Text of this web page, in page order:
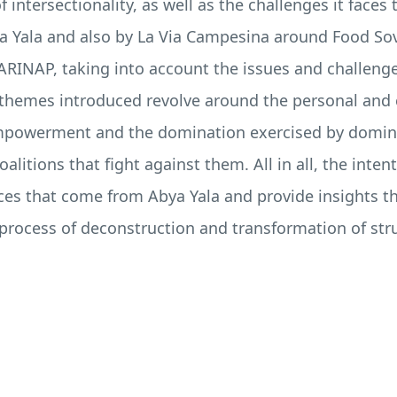
and also by La Via Campesina around Food
, taking into account the issues and
introduced revolve around the personal
and the domination exercised by
that fight against them. All in all, the
that come from Abya Yala and provide insights
of deconstruction and transformation of